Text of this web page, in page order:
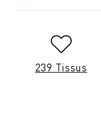
239 Tissus